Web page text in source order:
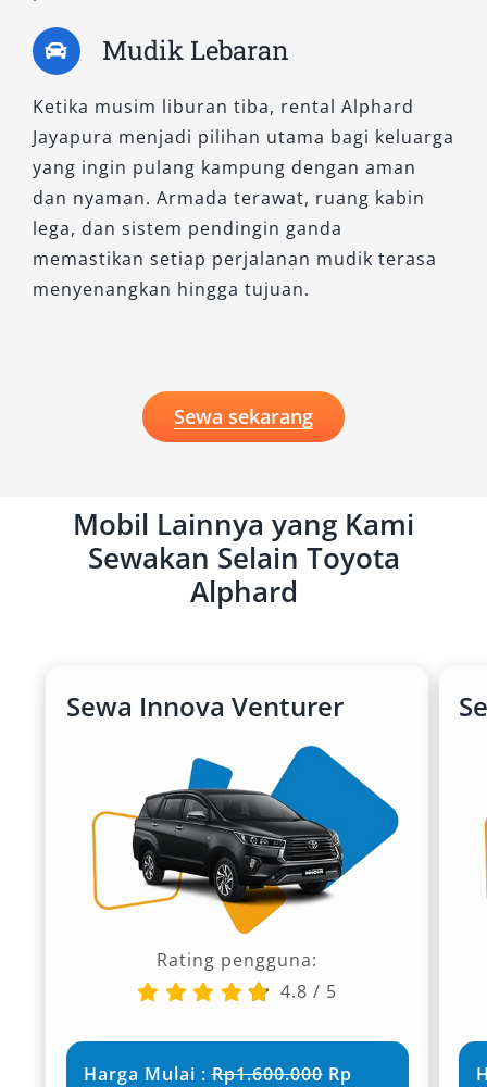
Mudik Lebaran
Ketika musim liburan tiba, rental Alphard
Jayapura menjadi pilihan utama bagi keluarga
yang ingin pulang kampung dengan aman
dan nyaman. Armada terawat, ruang kabin
lega, dan sistem pendingin ganda
memastikan setiap perjalanan mudik terasa
menyenangkan hingga tujuan.
Sewa sekarang
Mobil Lainnya yang Kami
Sewakan Selain Toyota
Alphard
Sewa Innova Venturer
Rating pengguna:
4.8 / 5
Harga Mulai :Rp1.600.000Rp